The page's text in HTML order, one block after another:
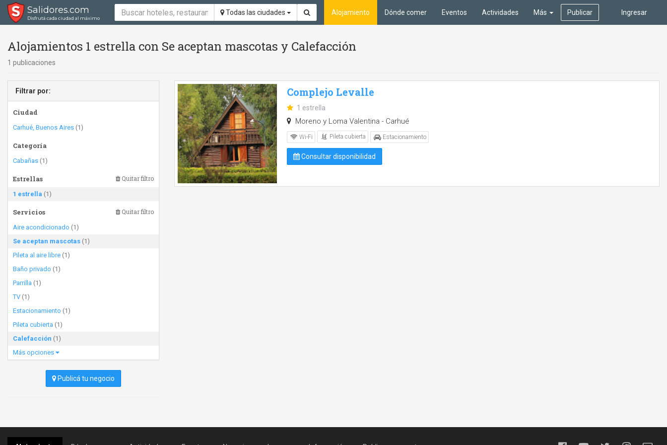
Salidores.com
Disfrutá cada ciudad al máximo
Todas las ciudades Ingresar
Alojamiento Dónde comer Eventos Actividades Más Publicar
Alojamientos 1 estrella con Se aceptan mascotas y Calefacción
1 publicaciones
Filtrar por:
Ciudad
Carhué, Buenos Aires (1)
Categoría
Cabañas (1)
Estrellas Quitar filtro
1 estrella (1)
Servicios Quitar filtro
Aire acondicionado (1)
Se aceptan mascotas (1)
Pileta al aire libre (1)
Baño privado (1)
Parrilla (1)
TV (1)
Estacionamiento (1)
Pileta cubierta (1)
Calefacción (1)
Más opciones
Publicá tu negocio
Complejo Levalle
1 estrella
Moreno y Loma Valentina - Carhué
Wi-Fi Pileta cubierta Estacionamiento
Consultar disponibilidad